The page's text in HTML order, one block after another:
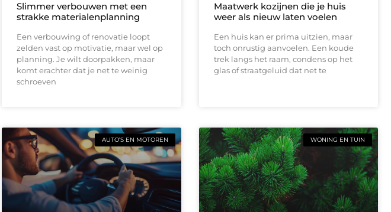
Slimmer verbouwen met een
strakke materialenplanning
Een verbouwing of renovatie loopt
zelden vast op motivatie, maar wel op
planning. Je wilt doorpakken, maar
komt erachter dat je net te weinig
schroeven
Maatwerk kozijnen die je huis
weer als nieuw laten voelen
Een huis kan er prima uitzien, maar
toch onrustig aanvoelen. Een koude
trek langs het raam, condens op het
glas of straatgeluid dat net te
AUTO’S EN MOTOREN WONING EN TUIN